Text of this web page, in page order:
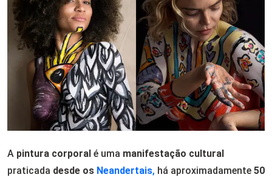
A pintura corporal é uma manifestação cultural
praticada desde os Neandertais, há aproximadamente 50